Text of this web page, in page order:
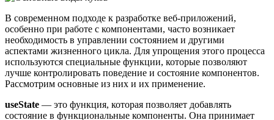
В современном подходе к разработке веб-приложений,
особенно при работе с компонентами, часто возникает
необходимость в управлении состоянием и другими
аспектами жизненного цикла. Для упрощения этого процесса
используются специальные функции, которые позволяют
лучше контролировать поведение и состояние компонентов.
Рассмотрим основные из них и их применение.
useState — это функция, которая позволяет добавлять
состояние в функциональные компоненты. Она принимает